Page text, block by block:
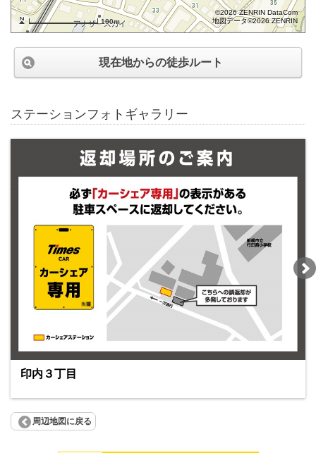
100m
©2026 ZENRIN DataCom
地図データ©2026 ZENRIN
現在地からの徒歩ルート
ステーションフォトギャラリー
印内３丁目
周辺地図に戻る